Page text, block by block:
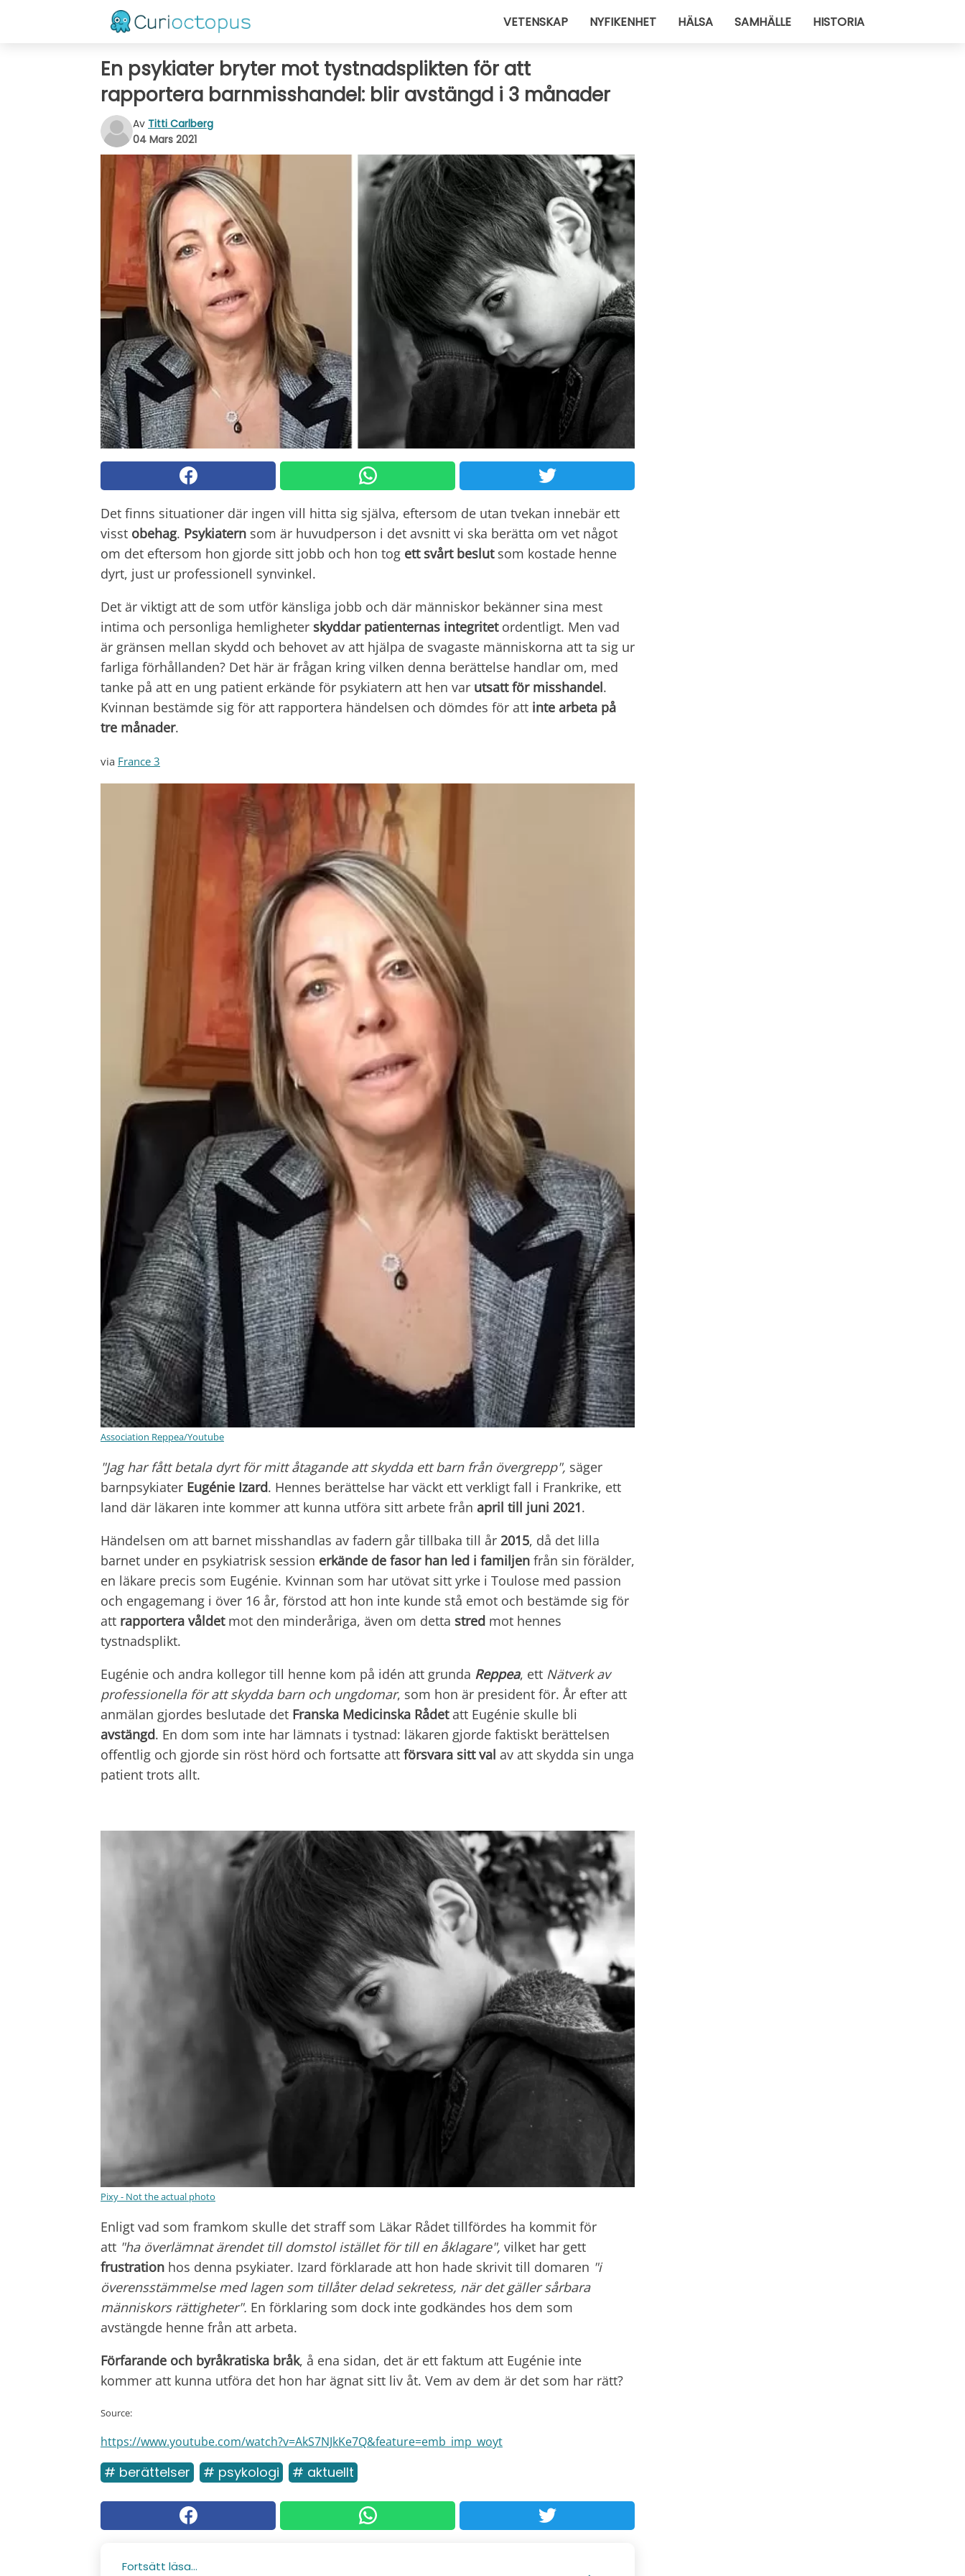
VETENSKAP NYFIKENHET HÄLSA SAMHÄLLE HISTORIA
En psykiater bryter mot tystnadsplikten för att
rapportera barnmisshandel: blir avstängd i 3 månader
Av Titti Carlberg
04 Mars 2021
Det finns situationer där ingen vill hitta sig själva, eftersom de utan tvekan innebär ett
visst obehag. Psykiatern som är huvudperson i det avsnitt vi ska berätta om vet något
om det eftersom hon gjorde sitt jobb och hon tog ett svårt beslutsom kostade henne
dyrt, just ur professionell synvinkel.
Det är viktigt att de som utför känsliga jobb och där människor bekänner sina mest
intima och personliga hemligheter skyddar patienternas integritetordentligt. Men vad
är gränsen mellan skydd och behovet av att hjälpa de svagaste människorna att ta sig ur
farliga förhållanden? Det här är frågan kring vilken denna berättelse handlar om, med
tanke på att en ung patient erkände för psykiatern att hen var utsatt för misshandel.
Kvinnan bestämde sig för att rapportera händelsen och dömdes för att inte arbeta på
tre månader.
via France 3
Association Reppea/Youtube
"Jag har fått betala dyrt för mitt åtagande att skydda ett barn från övergrepp", säger
barnpsykiater Eugénie Izard. Hennes berättelse har väckt ett verkligt fall i Frankrike, ett
land där läkaren inte kommer att kunna utföra sitt arbete från april till juni 2021.
Händelsen om att barnet misshandlas av fadern går tillbaka till år 2015, då det lilla
barnet under en psykiatrisk session erkände de fasor han led i familjen från sin förälder,
en läkare precis som Eugénie. Kvinnan som har utövat sitt yrke i Toulose med passion
och engagemang i över 16 år, förstod att hon inte kunde stå emot och bestämde sig för
att rapportera våldetmot den minderåriga, även om detta stred mot hennes
tystnadsplikt.
Eugénie och andra kollegor till henne kom på idén att grunda Reppea, ett Nätverk av
professionella för att skydda barn och ungdomar, som hon är president för. År efter att
anmälan gjordes beslutade det Franska Medicinska Rådetatt Eugénie skulle bli
avstängd. En dom som inte har lämnats i tystnad: läkaren gjorde faktiskt berättelsen
offentlig och gjorde sin röst hörd och fortsatte att försvara sitt val av att skydda sin unga
patient trots allt.
Pixy - Not the actual photo
Enligt vad som framkom skulle det straff som Läkar Rådet tillfördes ha kommit för
att "ha överlämnat ärendet till domstol istället för till en åklagare", vilket har gett
frustration hos denna psykiater. Izard förklarade att hon hade skrivit till domaren "i
överensstämmelse med lagen som tillåter delad sekretess, när det gäller sårbara
människors rättigheter". En förklaring som dock inte godkändes hos dem som
avstängde henne från att arbeta.
Förfarande och byråkratiska bråk, å ena sidan, det är ett faktum att Eugénie inte
kommer att kunna utföra det hon har ägnat sitt liv åt. Vem av dem är det som har rätt?
Source:
https://www.youtube.com/watch?v=AkS7NJkKe7Q&feature=emb_imp_woyt
# berättelser # psykologi # aktuellt
Fortsätt läsa...